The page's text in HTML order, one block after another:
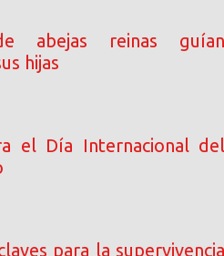
abejas reinas guían
hijas
el Día Internacional del
para la supervivencia